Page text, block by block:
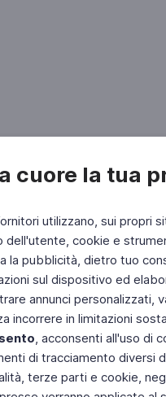
cuore la tua
utilizzano, sui propri
dell'utente, cookie e
la pubblicità, dietro tuo
sul dispositivo ed
annunci personalizzati,
incorrere in limitazioni
, acconsenti all'uso di
di tracciamento diversi
terze parti e cookie,